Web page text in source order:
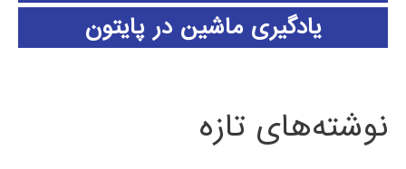
یادگیری ماشین در پایتون
نوشته‌های تازه